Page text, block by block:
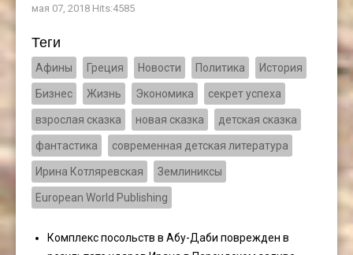
мая 07, 2018 Hits:4585
Теги
Афины Греция Новости Политика История
Бизнес Жизнь Экономика секрет успеха
взрослая сказка новая сказка детская сказка
фантастика современная детская литература
Ирина Котляревская Землиниксы
European World Publishing
Комплекс посольств в Абу-Даби поврежден в